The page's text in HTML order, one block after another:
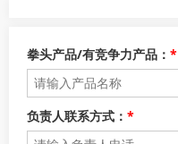
拳头产品/有竞争力产品： *
负责人联系方式： *